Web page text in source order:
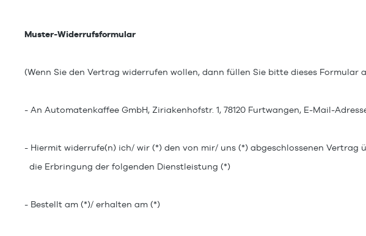
Muster-Widerrufsformular
(Wenn Sie den Vertrag widerrufen wollen, dann füllen Sie bitte dieses Formular
- An Automatenkaffee GmbH, Ziriakenhofstr. 1, 78120 Furtwangen, E-Mail-
- Hiermit widerrufe(n) ich/ wir (*) den von mir/ uns (*) abgeschlossenen Vertrag
die Erbringung der folgenden Dienstleistung (*)
- Bestellt am (*)/ erhalten am (*)